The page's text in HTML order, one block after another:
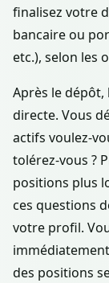
finalisez votre
bancaire ou
etc.), selon les
Après le
directe. Vous
actifs voulez-
tolérez-vous ?
positions plus
ces questions
votre profil.
des positions